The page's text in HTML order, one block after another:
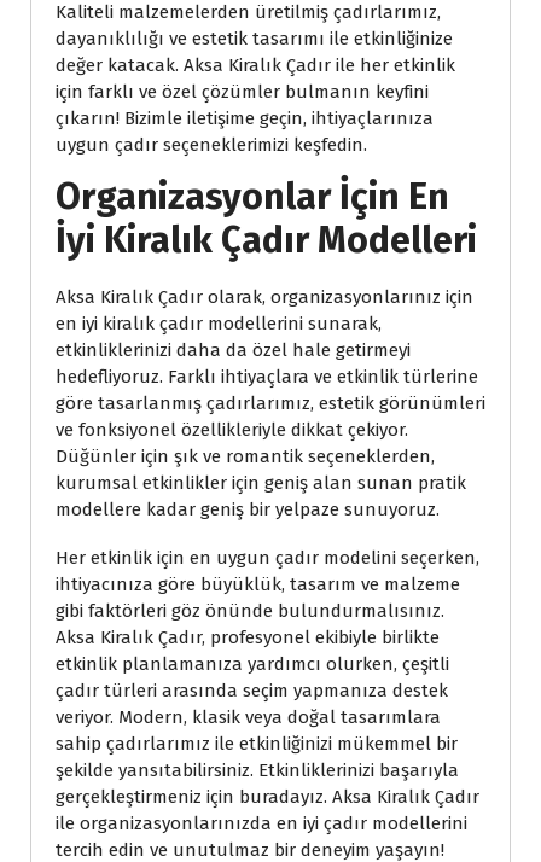
Kaliteli malzemelerden üretilmiş çadırlarımız,
dayanıklılığı ve estetik tasarımı ile etkinliğinize
değer katacak. Aksa Kiralık Çadır ile her etkinlik
için farklı ve özel çözümler bulmanın keyfini
çıkarın! Bizimle iletişime geçin, ihtiyaçlarınıza
uygun çadır seçeneklerimizi keşfedin.
Organizasyonlar İçin En
İyi Kiralık Çadır Modelleri
Aksa Kiralık Çadır olarak, organizasyonlarınız için
en iyi kiralık çadır modellerini sunarak,
etkinliklerinizi daha da özel hale getirmeyi
hedefliyoruz. Farklı ihtiyaçlara ve etkinlik türlerine
göre tasarlanmış çadırlarımız, estetik görünümleri
ve fonksiyonel özellikleriyle dikkat çekiyor.
Düğünler için şık ve romantik seçeneklerden,
kurumsal etkinlikler için geniş alan sunan pratik
modellere kadar geniş bir yelpaze sunuyoruz.
Her etkinlik için en uygun çadır modelini seçerken,
ihtiyacınıza göre büyüklük, tasarım ve malzeme
gibi faktörleri göz önünde bulundurmalısınız.
Aksa Kiralık Çadır, profesyonel ekibiyle birlikte
etkinlik planlamanıza yardımcı olurken, çeşitli
çadır türleri arasında seçim yapmanıza destek
veriyor. Modern, klasik veya doğal tasarımlara
sahip çadırlarımız ile etkinliğinizi mükemmel bir
şekilde yansıtabilirsiniz. Etkinliklerinizi başarıyla
gerçekleştirmeniz için buradayız. Aksa Kiralık Çadır
ile organizasyonlarınızda en iyi çadır modellerini
tercih edin ve unutulmaz bir deneyim yaşayın!